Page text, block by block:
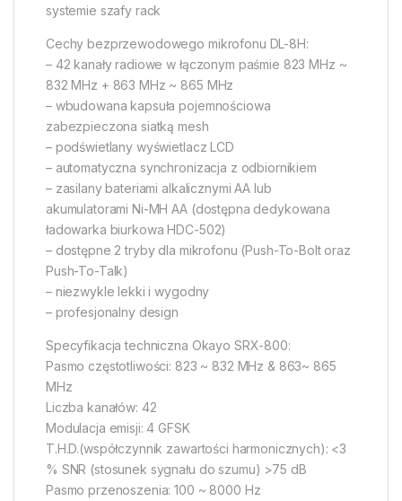
systemie szafy rack
Cechy bezprzewodowego mikrofonu DL-8H:
– 42 kanały radiowe w łączonym paśmie 823 MHz ~
832 MHz + 863 MHz ~ 865 MHz
– wbudowana kapsuła pojemnościowa
zabezpieczona siatką mesh
– podświetlany wyświetlacz LCD
– automatyczna synchronizacja z odbiornikiem
– zasilany bateriami alkalicznymi AA lub
akumulatorami Ni-MH AA (dostępna dedykowana
ładowarka biurkowa HDC-502)
– dostępne 2 tryby dla mikrofonu (Push-To-Bolt oraz
Push-To-Talk)
– niezwykle lekki i wygodny
– profesjonalny design
Specyfikacja techniczna Okayo SRX-800:
Pasmo częstotliwości: 823 ~ 832 MHz & 863~ 865
MHz
Liczba kanałów: 42
Modulacja emisji: 4 GFSK
T.H.D.(współczynnik zawartości harmonicznych): <3
% SNR (stosunek sygnału do szumu) >75 dB
Pasmo przenoszenia: 100 ~ 8000 Hz